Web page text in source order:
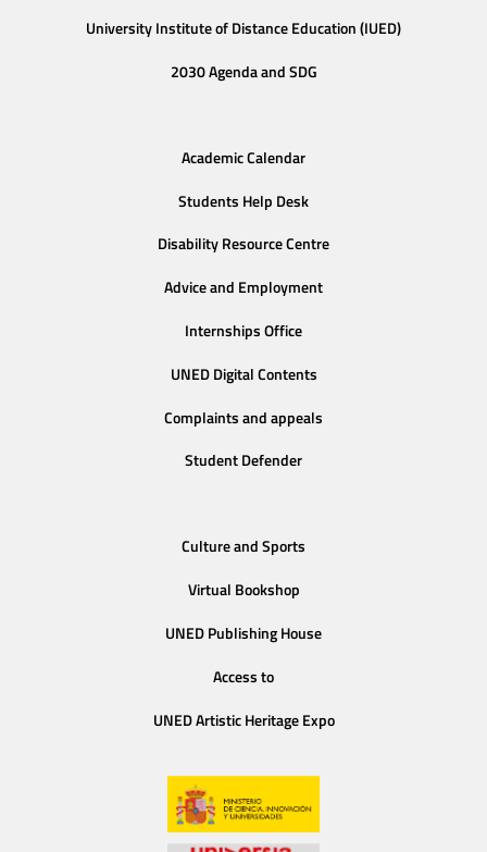
University Institute of Distance Education (IUED)
2030 Agenda and SDG
Academic Calendar
Students Help Desk
Disability Resource Centre
Advice and Employment
Internships Office
UNED Digital Contents
Complaints and appeals
Student Defender
Culture and Sports
Virtual Bookshop
UNED Publishing House
Access to
UNED Artistic Heritage Expo